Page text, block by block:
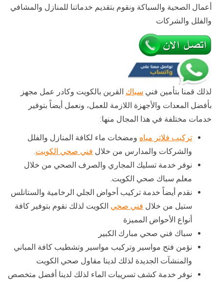
أعمال الصحية والسباكة ونقوم بتقديم خدماتنا للمنازل والمشافي
والفلل والشركات
لذلك قمنا بتأمين فني سباك القرين بالكويت وكادر عمل مجهز
بأفضل المعدات والأجهزة اللازمة للعمل، ونعمل أيضاً بتوفير
خدمات مختلفة في هذا المجال منها:
تركيب فلاتر مياه ومضخات ماء لكافة المنازل والفلل
والشركات والمدارس من خلال فني صحي الكويت.
نوفر خدمة تسليك المجاري والصرف الصحي من خلال
معلم سباك صحي الكويت.
نقدم أيضاً خدمة تركيب أحواض الجلي الرخامية والستانلس
ستيل من خلال فني صحي الكويت لذلك نقوم بتوفير كافة
أنواع الأحواض المميزة
سباك فني صحي مبارك الكبير
نؤمن فتح مواسير وتركيب مواسير وتشطيب كافة المباني
والمنشآت الجديدة لذلك لدينا مقاول صحي الكويت
نوفر خدمة كشف تسريبات الماء لذلك لدينا أفضل متخصص